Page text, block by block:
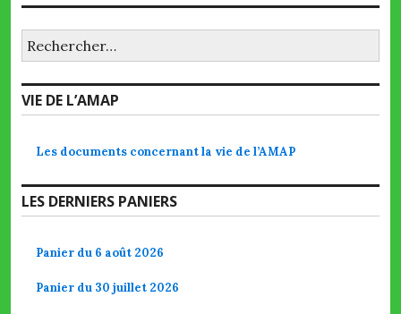
VIE DE L’AMAP
Les documents concernant la vie de l’AMAP
LES DERNIERS PANIERS
Panier du 6 août 2026
Panier du 30 juillet 2026